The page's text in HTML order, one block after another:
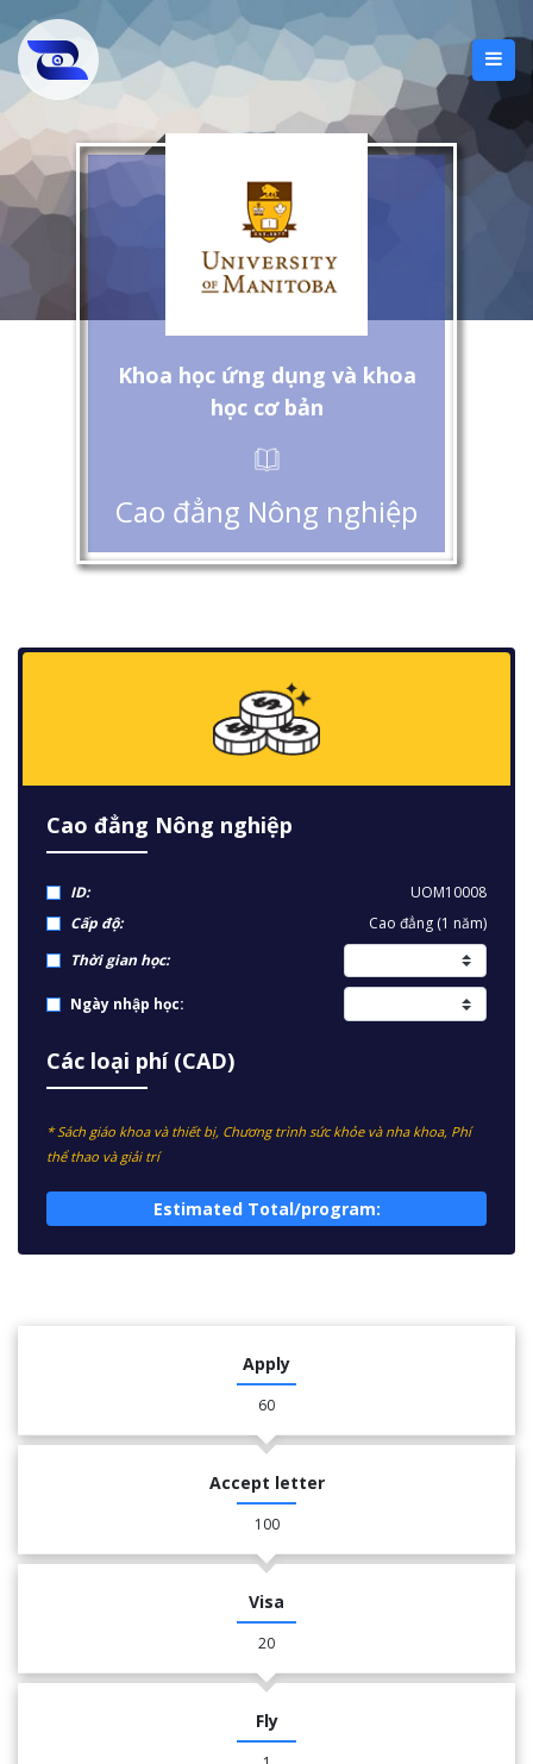
Khoa học ứng dụng và khoa
học cơ bản
Cao đẳng Nông nghiệp
Cao đẳng Nông nghiệp
ID:
UOM10008
Cấp độ:
Cao đẳng (1 năm)
Thời gian học:
Ngày nhập học:
Các loại phí (CAD)
* Sách giáo khoa và thiết bị, Chương trình sức khỏe và nha khoa, Phí
thể thao và giải trí
Estimated Total/program:
Apply
60
Accept letter
100
Visa
20
Fly